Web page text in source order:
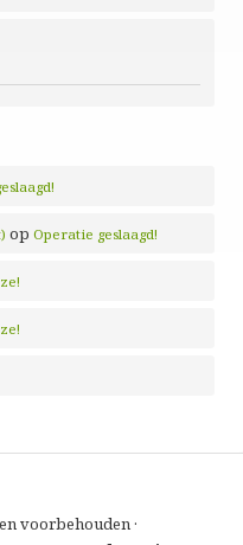
op Operatie geslaagd!
voorbehouden ·